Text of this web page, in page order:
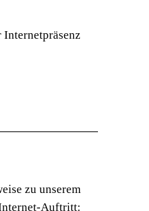
zu unserem
Auftritt: